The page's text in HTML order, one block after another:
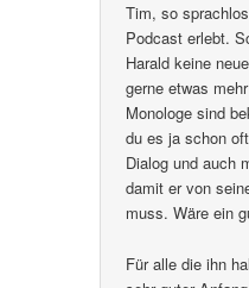
Tim, so
Podcast erlebt.
Harald keine
gerne etwas
Monologe sind
du es ja schon
Dialog und auch
damit er von
muss. Wäre ein
Für alle die ihn